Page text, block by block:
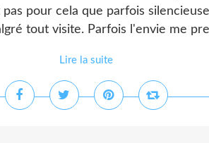
pour cela que parfois
tout visite. Parfois l'envie me
Lire la suite